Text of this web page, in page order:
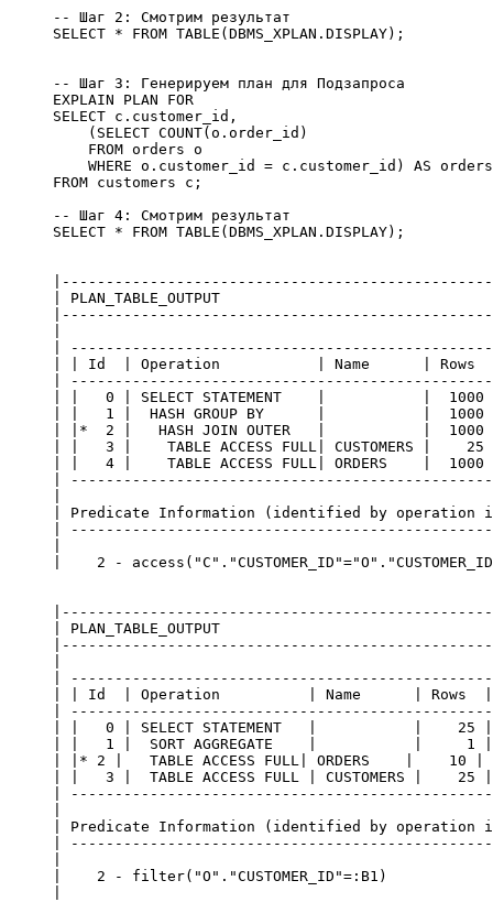
-- Шаг 2: Смотрим результат
SELECT * FROM TABLE(DBMS_XPLAN.DISPLAY);
-- Шаг 3: Генерируем план для Подзапроса
EXPLAIN PLAN FOR
SELECT c.customer_id,
    (SELECT COUNT(o.order_id)
    FROM orders o
WHERE o.customer_id = c.customer_id) AS
FROM customers c;
-- Шаг 4: Смотрим результат
| PLAN_TABLE_OUTPUT
|
| | Id  | Operation           | Name      | Rows  |
|
| |   0 | SELECT STATEMENT    |           |
| |   1 |  HASH GROUP BY      |           |
| |*  2 |   HASH JOIN OUTER   |           |
| |   3 |    TABLE ACCESS FULL|
| |   4 |    TABLE ACCESS FULL| ORDERS    |
|
| Predicate Information (identified by
|
|    2 -
| PLAN_TABLE_OUTPUT
|
| | Id  | Operation          | Name      | Rows  |
|
| |   0 | SELECT STATEMENT   |           |
| |   1 |  SORT AGGREGATE    |
| |* 2 |   TABLE ACCESS FULL| ORDERS    |
| |   3 |  TABLE ACCESS FULL | CUSTOMERS
|
| Predicate Information (identified by
|
|    2 - filter("O"."CUSTOMER_ID"=:B1)